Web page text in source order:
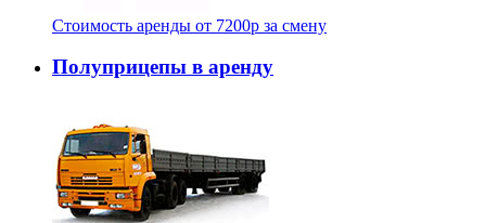
Стоимость аренды от 7200p за смену
Полуприцепы в аренду